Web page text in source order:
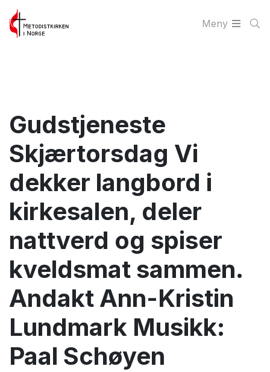
Meny
Gudstjeneste
Skjærtorsdag Vi
dekker langbord i
kirkesalen, deler
nattverd og spiser
kveldsmat sammen.
Andakt Ann-Kristin
Lundmark Musikk:
Paal Schøyen